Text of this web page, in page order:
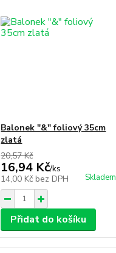
Balonek "&" foliový 35cm
zlatá
20,57 Kč
16,94 Kč/ks
14,00 Kč bez DPH Skladem
Přidat do košíku